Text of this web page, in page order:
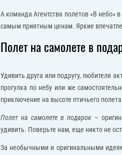
А команда Агентства полетов «В
самым приятным ценам. Яркие
Полет на самолете в
Удивить друга или подругу, любителя
прогулка по небу или же
приключение на высоте птичьего
Полет на самолете в подарок –
удивить. Поверьте нам, еще никто не
За необычными и оригинальными